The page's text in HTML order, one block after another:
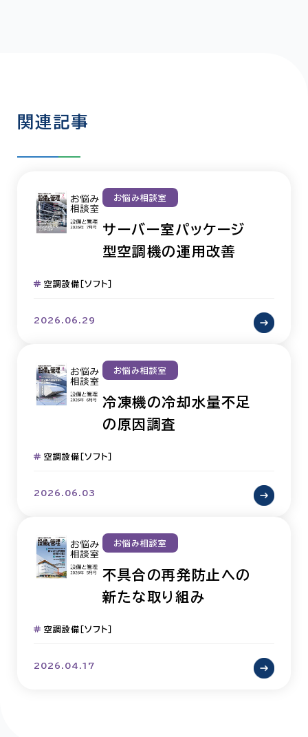
関連記事
お悩み相談室
サーバー室パッケージ
型空調機の運用改善
空調設備［ソフト］
2026.06.29
お悩み相談室
冷凍機の冷却水量不足
の原因調査
空調設備［ソフト］
2026.06.03
お悩み相談室
不具合の再発防止への
新たな取り組み
空調設備［ソフト］
2026.04.17